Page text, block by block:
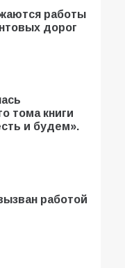
работы
дорог
тома книги
и будем».
работой